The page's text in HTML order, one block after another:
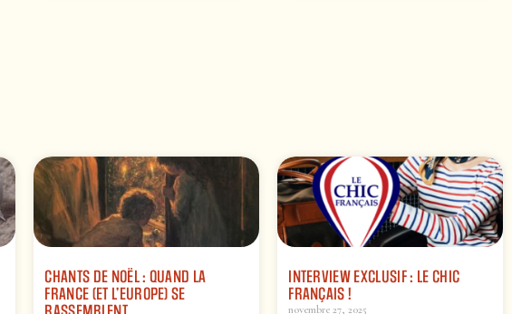
CHANTS DE NOËL : QUAND LA
FRANCE (ET L’EUROPE) SE
INTERVIEW EXCLUSIF : LE CHIC
FRANÇAIS !
novembre 27, 2025